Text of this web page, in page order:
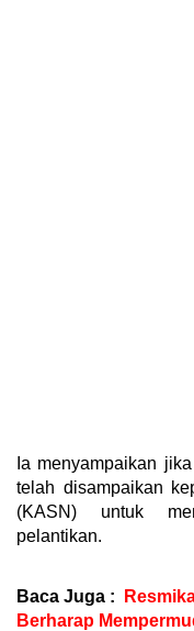
Ia menyampaikan
telah disampaikan
(KASN) untuk
pelantikan.
Baca Juga :
Berharap